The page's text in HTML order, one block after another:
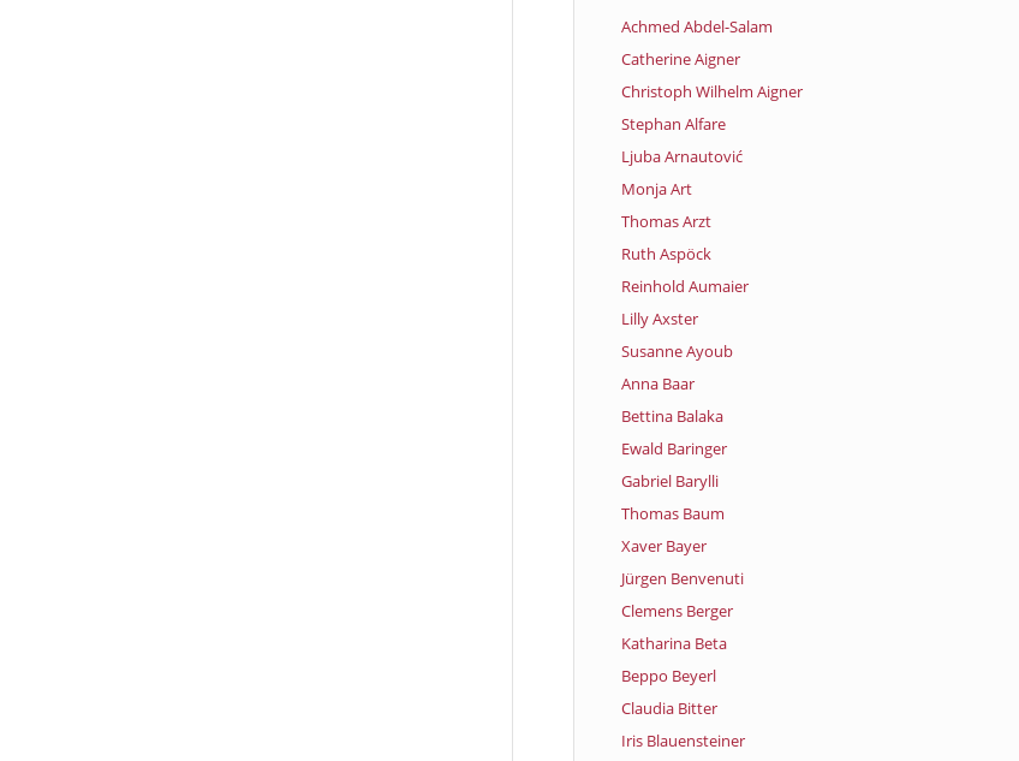
Achmed Abdel-Salam
Catherine Aigner
Christoph Wilhelm Aigner
Stephan Alfare
Ljuba Arnautović
Monja Art
Thomas Arzt
Ruth Aspöck
Reinhold Aumaier
Lilly Axster
Susanne Ayoub
Anna Baar
Bettina Balaka
Ewald Baringer
Gabriel Barylli
Thomas Baum
Xaver Bayer
Jürgen Benvenuti
Clemens Berger
Katharina Beta
Beppo Beyerl
Claudia Bitter
Iris Blauensteiner